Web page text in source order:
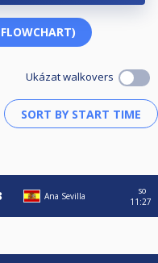
Ukázat walkovers
Ana Sevilla
so
11:27